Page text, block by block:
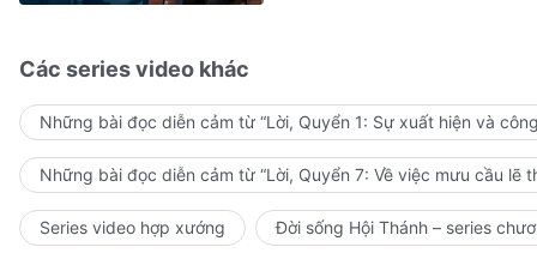
Các series video khác
Những bài đọc diễn cảm từ “Lời, Quyển 1: Sự xuất hiện và
Những bài đọc diễn cảm từ “Lời, Quyển 7: Về việc mưu cầu lẽ
Series video hợp xướng Đời sống Hội Thánh – series